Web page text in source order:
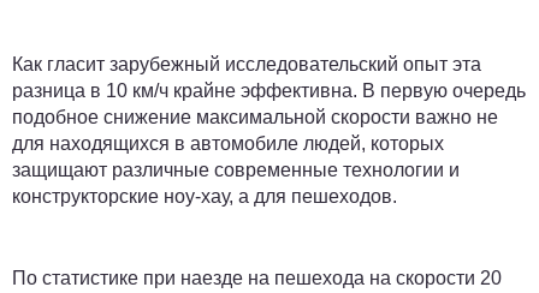
Как гласит зарубежный исследовательский опыт эта
разница в 10 км/ч крайне эффективна. В первую очередь
подобное снижение максимальной скорости важно не
для находящихся в автомобиле людей, которых
защищают различные современные технологии и
конструкторские ноу-хау, а для пешеходов.
По статистике при наезде на пешехода на скорости 20